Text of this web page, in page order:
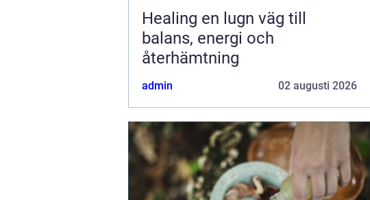
Healing en lugn väg till
balans, energi och
återhämtning
admin 02 augusti 2026